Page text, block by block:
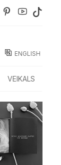
ENGLISH
VEIKALS